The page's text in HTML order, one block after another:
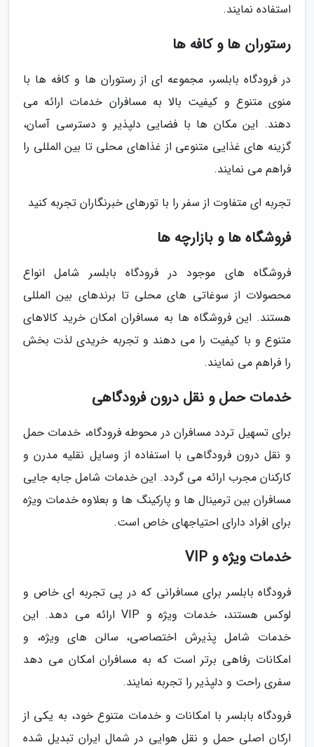
استفاده نمایند.
رستوران ها و کافه ها
در فرودگاه بابلسر، مجموعه ای از رستوران ها و کافه ها با
منوی متنوع و کیفیت بالا به مسافران خدمات ارائه می
دهند. این مکان ها با فضایی دلپذیر و دسترسی آسان،
گزینه های غذایی متنوعی از غذاهای محلی تا بین المللی را
فراهم می نمایند.
تجربه ای متفاوت از سفر را با تورهای خبرنگاران تجربه کنید
فروشگاه ها و بازارچه ها
فروشگاه های موجود در فرودگاه بابلسر شامل انواع
محصولات از سوغاتی های محلی تا برندهای بین المللی
هستند. این فروشگاه ها به مسافران امکان خرید کالاهای
متنوع و با کیفیت را می دهند و تجربه خریدی لذت بخش
را فراهم می نمایند.
خدمات حمل و نقل درون فرودگاهی
برای تسهیل تردد مسافران در محوطه فرودگاه، خدمات حمل
و نقل درون فرودگاهی با استفاده از وسایل نقلیه مدرن و
کارکنان مجرب ارائه می گردد. این خدمات شامل جابه جایی
مسافران بین ترمینال ها و پارکینگ ها و بعلاوه خدمات ویژه
برای افراد دارای احتیاجهای خاص است.
خدمات ویژه و VIP
فرودگاه بابلسر برای مسافرانی که در پی تجربه ای خاص و
لوکس هستند، خدمات ویژه و VIP ارائه می دهد. این
خدمات شامل پذیرش اختصاصی، سالن های ویژه، و
امکانات رفاهی برتر است که به مسافران امکان می دهد
سفری راحت و دلپذیر را تجربه نمایند.
فرودگاه بابلسر با امکانات و خدمات متنوع خود، به یکی از
ارکان اصلی حمل و نقل هوایی در شمال ایران تبدیل شده